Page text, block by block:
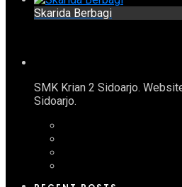
Skarida Berbagi
SMK Krian 2 Sidoarjo.
Sidoarjo.